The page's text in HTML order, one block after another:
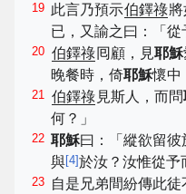
19 此言乃預示伯鐸祿
已，又諭之曰：「從
20 伯鐸祿囘顧，見耶穌
晚餐時，倚耶穌懷中
21 伯鐸祿 見斯人，而問
何？」
22 耶穌曰：「縱欲留
與[4]於汝？汝惟從予
23 自是兄弟間紛傳此